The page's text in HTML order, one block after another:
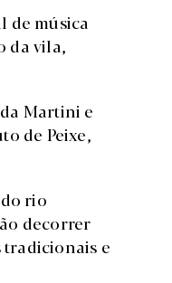
de música
da vila,
Martini e
de Peixe,
rio
decorrer
tradicionais e